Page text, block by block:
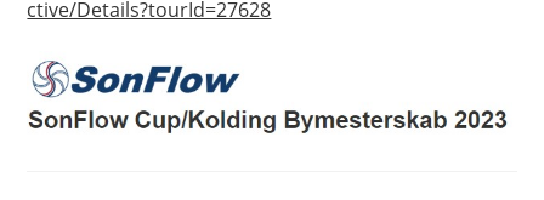
ctive/Details?tourId=27628